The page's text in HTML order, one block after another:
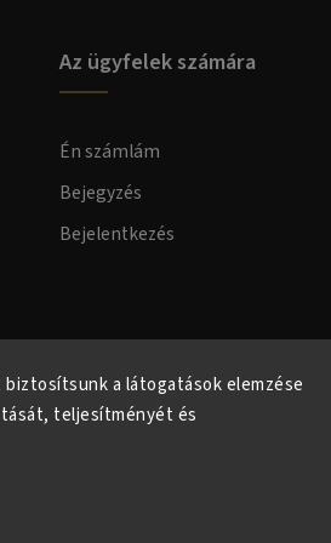
a látogatások elemzése
teljesítményét és
Az ügyfelek számára
Én számlám
Bejegyzés
Bejelentkezés